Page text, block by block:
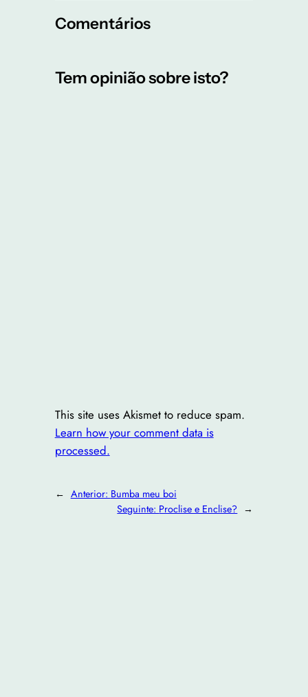
Comentários
Tem opinião sobre isto?
This site uses Akismet to reduce spam.
Learn how your comment data is
processed.
← Anterior: Bumba meu boi
Seguinte: Proclise e Enclise? →